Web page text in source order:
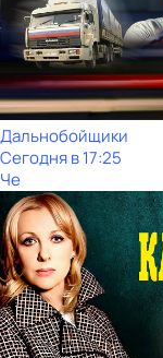
Дальнобойщики
Сегодня в 17:25
Че